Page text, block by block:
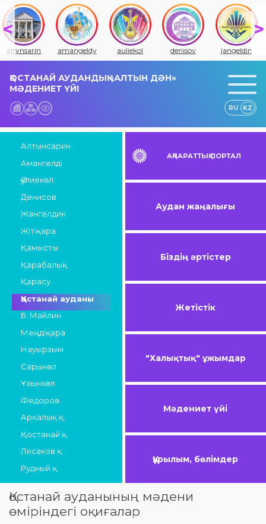
altynsarin amangeldy auliekol denisov jangeldin
ҚОСТАНАЙ АУДАНДЫҚ «АЛТЫН ДӘН»
МӘДЕНИЕТ ҮЙІ
RU KZ
Алтынсарин
Амангелді
Әулиекөл
Денисов
Жангелдин
Жітіқара
Қамысты
Қарабалық
Қарасу
Қостанай ауданы
Б. Майлин
Меңдіқара
Науырзым
Сарыкөл
Ұзынкөл
Федоров
Арқалық қ.
Қостанай қ.
Лисаков қ.
Рудный қ.
АҚПАРАТТЫҚ ПОРТАЛ
Аудан жаңалығы
Біздің әртістер
Жетістік
"Халықтық" ұжымдар
Мәдениет үйі
Құрылым, бөлімдер
Қостанай ауданының мәдени
өміріндегі оқиғалар